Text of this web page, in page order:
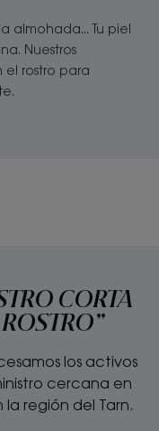
almohada... Tu piel
Nuestros
rostro para
CORTA
los activos
cercana en
la región del Tarn.